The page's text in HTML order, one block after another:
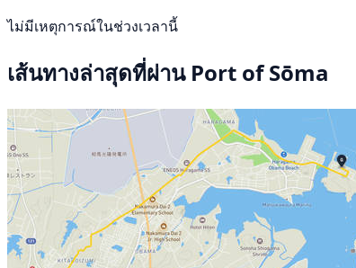
ไม่มีเหตุการณ์ในช่วงเวลานี้
เส้นทางล่าสุดที่ผ่าน Port of Sōma